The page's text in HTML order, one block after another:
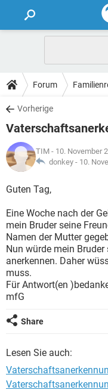
FORUM
TIPPS
Forum
Vorherige
TIM - 10. November
donkey - 10.
Guten Tag,
Eine Woche nach der
mein Bruder seine
Namen der Mutter
Nun würde mein
anerkennen. Daher
muss.
Für Antwort(en
mfG
Share
Lesen Sie auch: